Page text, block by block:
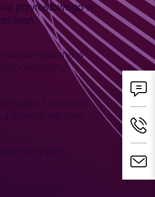
przyrostowego w
ściśle wpisane w
kursu z powodu
z których nie tylko
korzyści